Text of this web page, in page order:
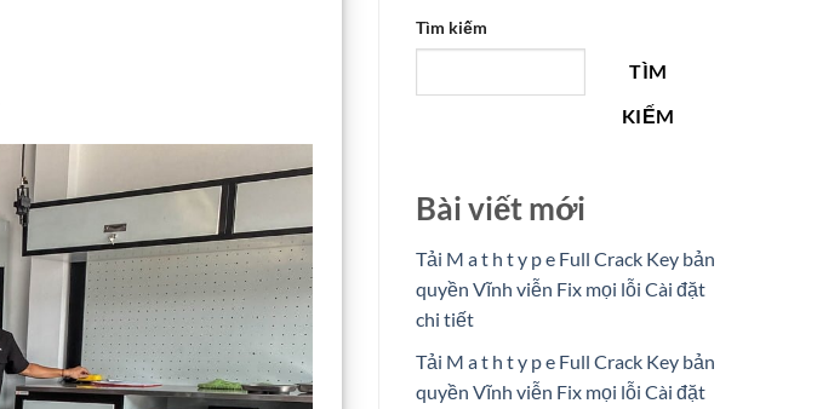
Tìm kiếm
TÌM
KIẾM
Bài viết mới
Tải M a t h t y p e Full Crack Key bản
quyền Vĩnh viễn Fix mọi lỗi Cài đặt
chi tiết
Tải M a t h t y p e Full Crack Key bản
quyền Vĩnh viễn Fix mọi lỗi Cài đặt